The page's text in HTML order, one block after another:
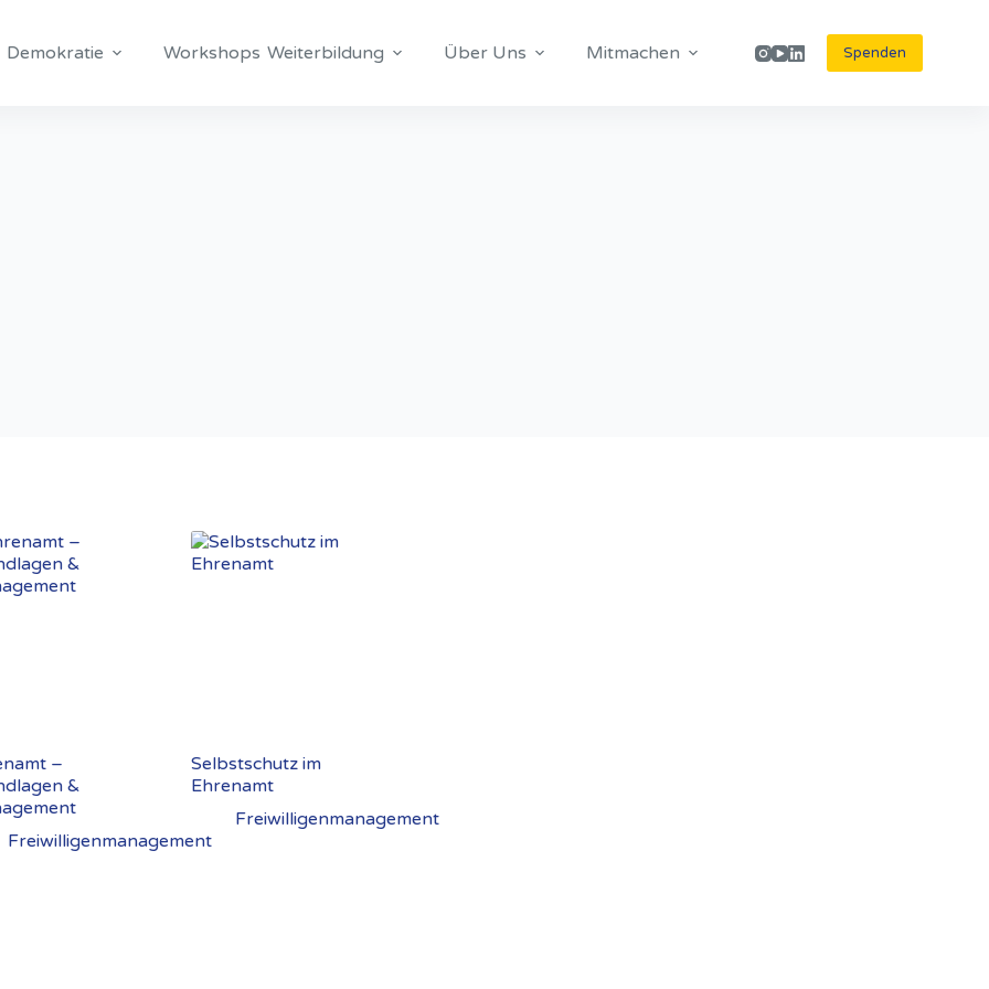
Demokratie Workshops Weiterbildung Über Uns Mitmachen Spenden
–
&
Freiwilligenmanagement
Selbstschutz im
Ehrenamt
Freiwilligenmanagement